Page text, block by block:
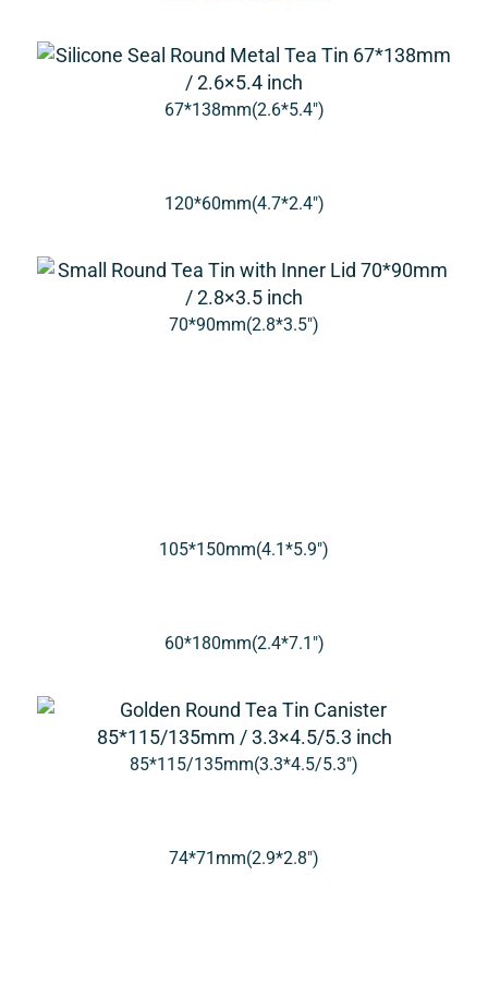
67*138mm(2.6*5.4″)
120*60mm(4.7*2.4″)
70*90mm(2.8*3.5″)
105*150mm(4.1*5.9″)
60*180mm(2.4*7.1″)
85*115/135mm(3.3*4.5/5.3″)
74*71mm(2.9*2.8″)